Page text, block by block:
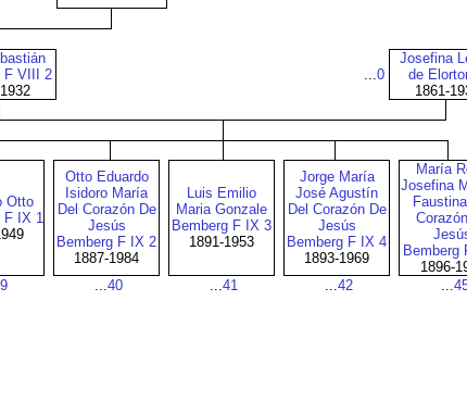
F VIII 2
...0
Josefina
de
1861-
Otto
F IX 1
Otto Eduardo
Isidoro María
Del Corazón De
Jesús
Bemberg F IX 2
1887-1984
Luis Emilio
Maria Gonzale
Bemberg F IX 3
1891-1953
Jorge María
José Agustín
Del Corazón De
Jesús
Bemberg F IX 4
1893-1969
María
Josefina
Bemberg
1896-
...40 ...41 ...42 ...